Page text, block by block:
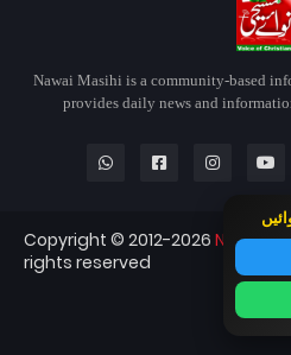
Nawai Masihi is a community-based
provides daily news and
Copyright © 2012-2026 Nawai
rights reserved
Blogger Templates
Contact